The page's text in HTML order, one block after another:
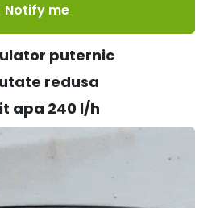
Notify me
puternic
redusa
apa 240 l/h